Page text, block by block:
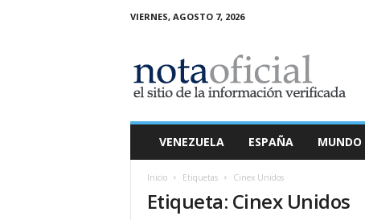
VIERNES, AGOSTO 7, 2026
a
O
VENEZUELA ESPAÑA MUNDO
Inicio Etiquetas Cinex Unidos
Etiqueta: Cinex Unidos